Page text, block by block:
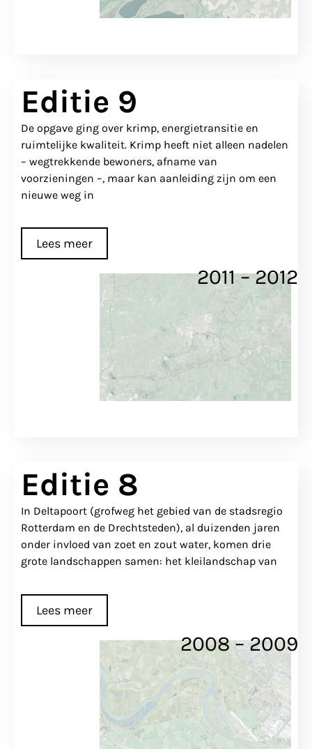
Editie 9
De opgave ging over krimp, energietransitie en
ruimtelijke kwaliteit. Krimp heeft niet alleen nadelen
– wegtrekkende bewoners, afname van
voorzieningen –, maar kan aanleiding zijn om een
nieuwe weg in
Lees meer
2011 – 2012
Editie 8
In Deltapoort (grofweg het gebied van de stadsregio
Rotterdam en de Drechtsteden), al duizenden jaren
onder invloed van zoet en zout water, komen drie
grote landschappen samen: het kleilandschap van
Lees meer
2008 – 2009